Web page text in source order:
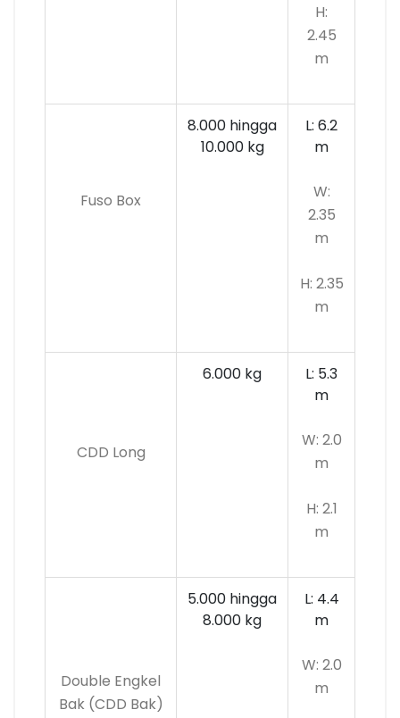
H:
2.45
m
Fuso Box
8.000 hingga
10.000 kg
L: 6.2
m
W:
2.35
m
H: 2.35
m
CDD Long
6.000 kg
L: 5.3
m
W: 2.0
m
H: 2.1
m
Double Engkel
Bak (CDD Bak)
5.000 hingga
8.000 kg
L: 4.4
m
W: 2.0
m